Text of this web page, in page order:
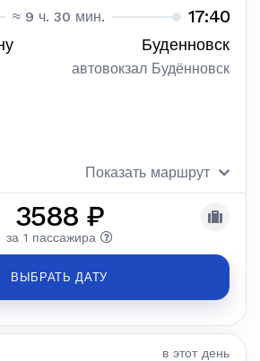
≈ 9 ч. 30 мин. 17:40
Буденновск
автовокзал Будённовск
Показать маршрут
3588 ₽
за 1 пассажира
ВЫБРАТЬ ДАТУ
в этот день